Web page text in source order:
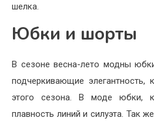
шелка.
Юбки и шорты
В сезоне весна-лето модны
подчеркивающие элегантность,
этого сезона. В моде юбки,
плавность линий и силуэта. Так